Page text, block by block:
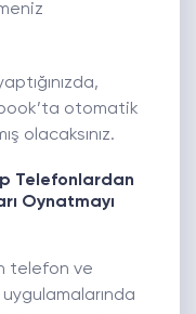
otomatik
olacaksınız.
Telefonlardan
Oynatmayı
telefon ve